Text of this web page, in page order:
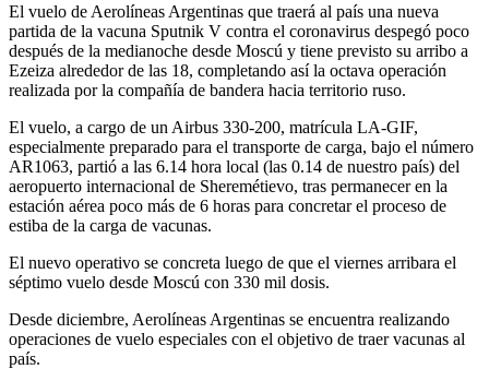
El vuelo de Aerolíneas Argentinas que traerá al país una nueva
partida de la vacuna Sputnik V contra el coronavirus despegó poco
después de la medianoche desde Moscú y tiene previsto su arribo a
Ezeiza alrededor de las 18, completando así la octava operación
realizada por la compañía de bandera hacia territorio ruso.
El vuelo, a cargo de un Airbus 330-200, matrícula LA-GIF,
especialmente preparado para el transporte de carga, bajo el número
AR1063, partió a las 6.14 hora local (las 0.14 de nuestro país) del
aeropuerto internacional de Sheremétievo, tras permanecer en la
estación aérea poco más de 6 horas para concretar el proceso de
estiba de la carga de vacunas.
El nuevo operativo se concreta luego de que el viernes arribara el
séptimo vuelo desde Moscú con 330 mil dosis.
Desde diciembre, Aerolíneas Argentinas se encuentra realizando
operaciones de vuelo especiales con el objetivo de traer vacunas al
país.